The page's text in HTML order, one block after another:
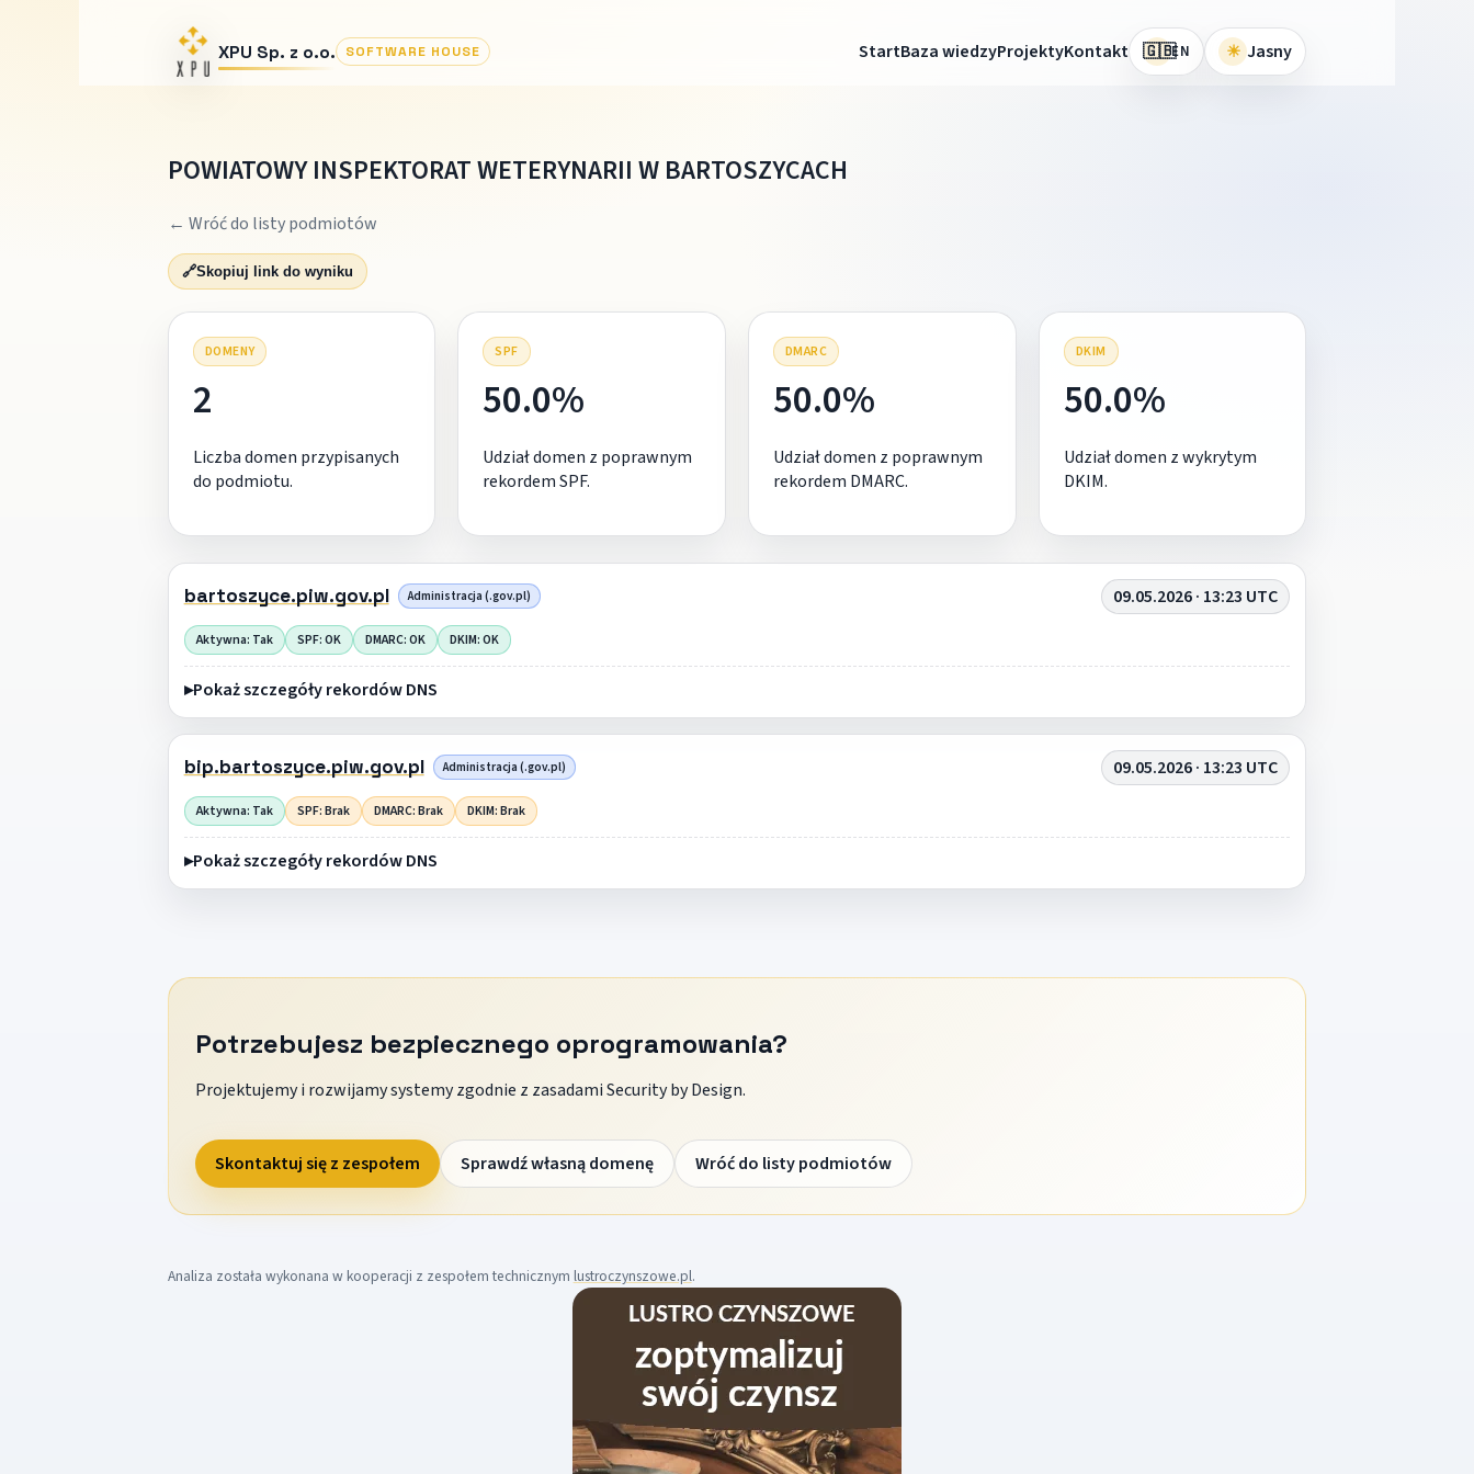
XPU Sp. z o.o. SOFTWARE HOUSE StartBaza wiedzyProjektyKontakt 🇬🇧EN ☀ Jasny
POWIATOWY INSPEKTORAT WETERYNARII W BARTOSZYCACH
← Wróć do listy podmiotów
🔗Skopiuj link do wyniku
DOMENY
2
Liczba domen przypisanych
do podmiotu.
SPF
50.0%
Udział domen z poprawnym
rekordem SPF.
DMARC
50.0%
Udział domen z poprawnym
rekordem DMARC.
DKIM
50.0%
Udział domen z wykrytym
DKIM.
bartoszyce.piw.gov.pl Administracja (.gov.pl) 09.05.2026 · 13:23 UTC
Aktywna: Tak SPF: OK DMARC: OK DKIM: OK
Pokaż szczegóły rekordów DNS
bip.bartoszyce.piw.gov.pl Administracja (.gov.pl) 09.05.2026 · 13:23 UTC
Aktywna: Tak SPF: Brak DMARC: Brak DKIM: Brak
Pokaż szczegóły rekordów DNS
Potrzebujesz bezpiecznego oprogramowania?
Projektujemy i rozwijamy systemy zgodnie z zasadami Security by Design.
Skontaktuj się z zespołem Sprawdź własną domenę Wróć do listy podmiotów
Analiza została wykonana w kooperacji z zespołem technicznym lustroczynszowe.pl.